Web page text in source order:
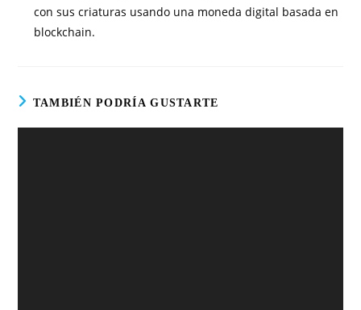
con sus criaturas usando una moneda digital basada en
blockchain.
TAMBIÉN PODRÍA GUSTARTE